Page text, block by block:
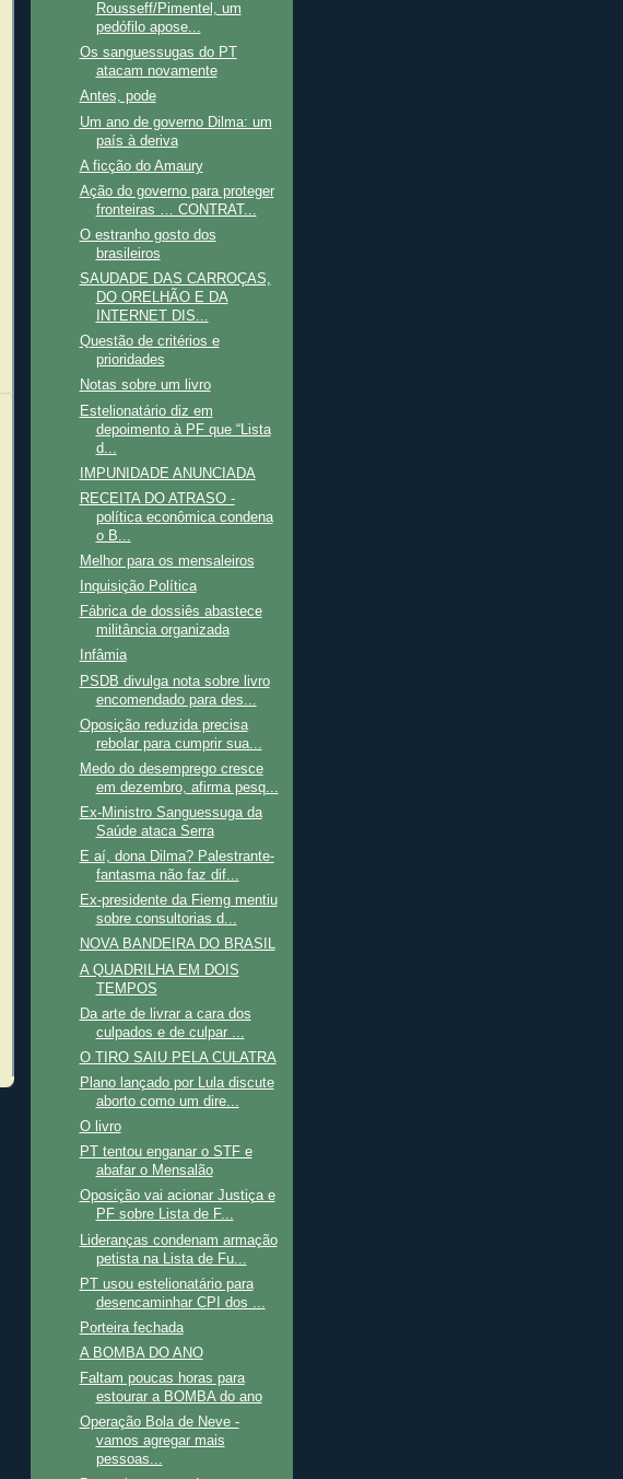
Rousseff/Pimentel, um
pedófilo apose...
Os sanguessugas do PT
atacam novamente
Antes, pode
Um ano de governo Dilma: um
país à deriva
A ficção do Amaury
Ação do governo para proteger
fronteiras … CONTRAT...
O estranho gosto dos
brasileiros
SAUDADE DAS CARROÇAS,
DO ORELHÃO E DA
INTERNET DIS...
Questão de critérios e
prioridades
Notas sobre um livro
Estelionatário diz em
depoimento à PF que “Lista
d...
IMPUNIDADE ANUNCIADA
RECEITA DO ATRASO -
política econômica condena
o B...
Melhor para os mensaleiros
Inquisição Política
Fábrica de dossiês abastece
militância organizada
Infâmia
PSDB divulga nota sobre livro
encomendado para des...
Oposição reduzida precisa
rebolar para cumprir sua...
Medo do desemprego cresce
em dezembro, afirma pesq...
Ex-Ministro Sanguessuga da
Saúde ataca Serra
E aí, dona Dilma? Palestrante-
fantasma não faz dif...
Ex-presidente da Fiemg mentiu
sobre consultorias d...
NOVA BANDEIRA DO BRASIL
A QUADRILHA EM DOIS
TEMPOS
Da arte de livrar a cara dos
culpados e de culpar ...
O TIRO SAIU PELA CULATRA
Plano lançado por Lula discute
aborto como um dire...
O livro
PT tentou enganar o STF e
abafar o Mensalão
Oposição vai acionar Justiça e
PF sobre Lista de F...
Lideranças condenam armação
petista na Lista de Fu...
PT usou estelionatário para
desencaminhar CPI dos ...
Porteira fechada
A BOMBA DO ANO
Faltam poucas horas para
estourar a BOMBA do ano
Operação Bola de Neve -
vamos agregar mais
pessoas...